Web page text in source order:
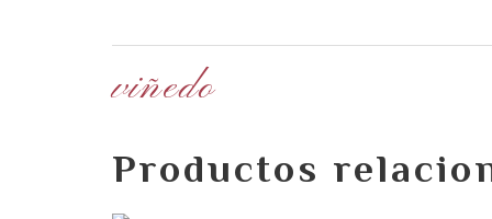
viñedo
Productos